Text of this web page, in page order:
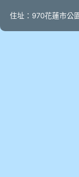
住址：970花蓮市公